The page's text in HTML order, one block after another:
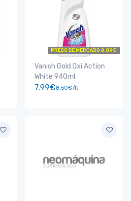
PREÇO DE MERCADO 8.89€
Vanish Gold Oxi Action
White 940ml
7.99€8.50€/lt